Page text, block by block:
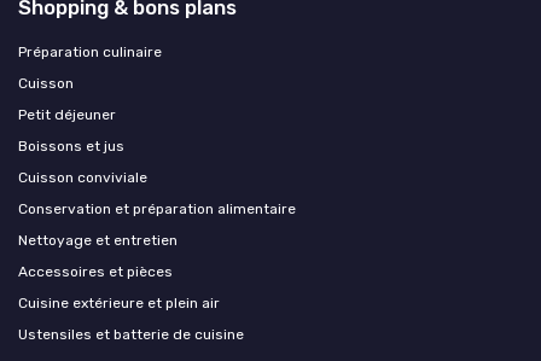
Shopping & bons plans
Préparation culinaire
Cuisson
Petit déjeuner
Boissons et jus
Cuisson conviviale
Conservation et préparation alimentaire
Nettoyage et entretien
Accessoires et pièces
Cuisine extérieure et plein air
Ustensiles et batterie de cuisine